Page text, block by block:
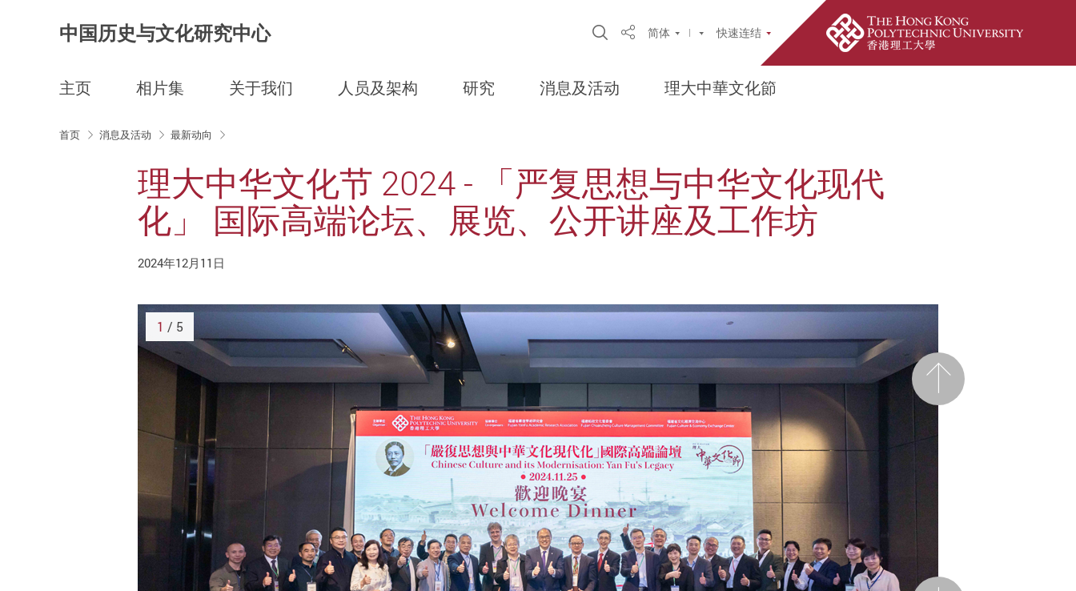
中国历史与文化研究中心 Open Site Search Popup
Share简体 快速连结
主页 相片集 关于我们 人员及架构 研究 消息及活动 理大中華文化節
首页 消息及活动 最新动向
理大中华文化节 2024 - 「严复思想与中华文化现代
化」 国际高端论坛、展览、公开讲座及工作坊
2024年12月11日
前一页
1 / 5